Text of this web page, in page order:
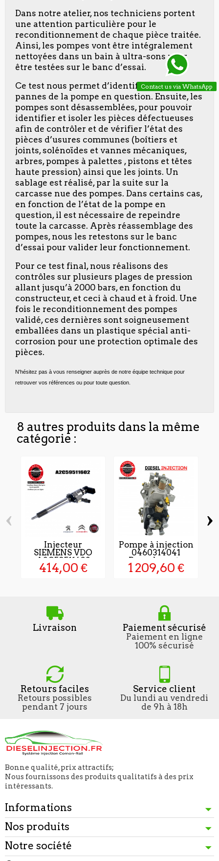
Dans notre atelier, nos techniciens portent
une attention particulière pour le
reconditionnement de chaque pièce traitée.
Ainsi, les pompes vont être intégralement
nettoyées dans un bain à ultra-sons pour
être testées sur le banc d’essai.
Ce test nous permet d’identifier la ou les
pannes de la pompe en question. Ensuite, les
pompes sont désassemblées, pour pouvoir
identifier et isoler les pièces défectueuses
afin de contrôler et de vérifier l’état des
pièces d’usures communes (boîtiers et
joints, solénoïdes et vannes mécaniques,
arbres, pompes à palettes , pistons et têtes
haute pression) ainsi que les joints. Un
sablage est réalisé, par la suite sur la
carcasse nue des pompes. Dans certains cas,
en fonction de l’état de la pompe en
question, il est nécessaire de repeindre
toute la carcasse. Après réassemblage des
pompes, nous les retestons sur le banc
d’essai pour valider leur fonctionnement.
Pour ce test final, nous réalisons des
contrôles sur plusieurs plages de pression
allant jusqu’à 2000 bars, en fonction du
constructeur, et ceci à chaud et à froid. Une
fois le reconditionnement des pompes
validé, ces dernières sont soigneusement
emballées dans un plastique spécial anti-
corrosion pour une protection optimale des
pièces.
N'hésitez pas à vous renseigner auprès de notre équipe technique pour
retrouver vos références ou pour toute question.
8 autres produits dans la même
catégorie :
Injecteur
SIEMENS VDO
A2C59511602
Neuf
414,00 €
Pompe à injection
0460314041
Remplaçente
1 209,60 €
‹ ›
Livraison Paiement sécurisé
Paiement en ligne
100% sécurisé
Retours faciles
Retours possibles
pendant 7 jours
Service client
Du lundi au vendredi
de 9h à 18h
Bonne qualité, prix attractifs;
Nous fournissons des produits qualitatifs à des prix
intéressants.
Informations
Nos produits
Notre société
Contact us via WhatsApp